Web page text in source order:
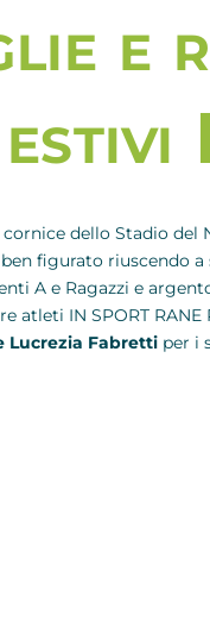
e
estivi
dello Stadio del
ben figurato
A e Ragazzi e
atleti IN SPORT
Lucrezia Fabretti per i